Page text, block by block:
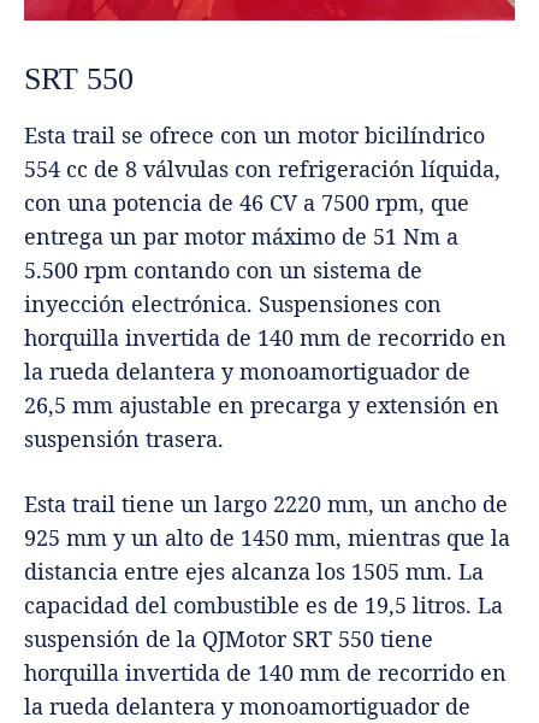
SRT 550
Esta trail se ofrece con un motor bicilíndrico
554 cc de 8 válvulas con refrigeración líquida,
con una potencia de 46 CV a 7500 rpm, que
entrega un par motor máximo de 51 Nm a
5.500 rpm contando con un sistema de
inyección electrónica. Suspensiones con
horquilla invertida de 140 mm de recorrido en
la rueda delantera y monoamortiguador de
26,5 mm ajustable en precarga y extensión en
suspensión trasera.
Esta trail tiene un largo 2220 mm, un ancho de
925 mm y un alto de 1450 mm, mientras que la
distancia entre ejes alcanza los 1505 mm. La
capacidad del combustible es de 19,5 litros. La
suspensión de la QJMotor SRT 550 tiene
horquilla invertida de 140 mm de recorrido en
la rueda delantera y monoamortiguador de